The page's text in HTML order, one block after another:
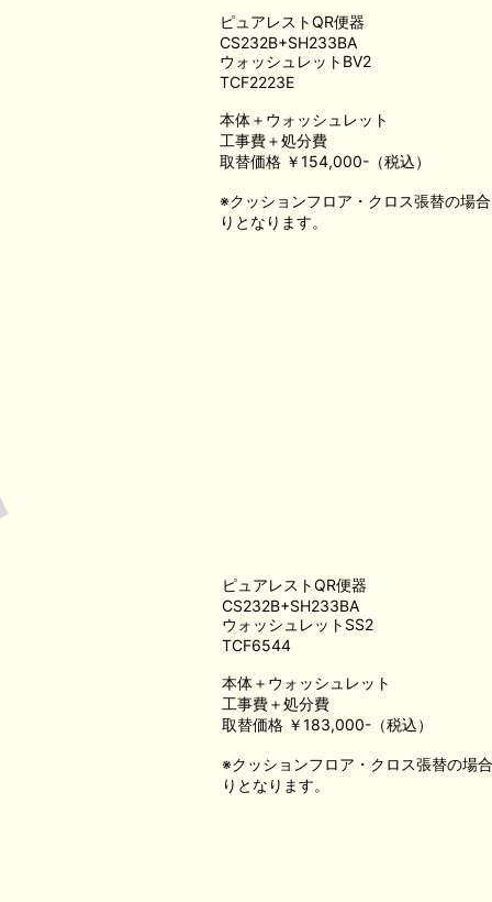
※クッションフロア・クロス張替の場
りとなります。
ピュアレストQR便器
CS232B+SH233BA
ウォッシュレットBV2
TCF2223E
本体＋ウォッシュレット
工事費＋処分費
取替価格 ￥154,000-（税込）
※クッションフロア・クロス張替の場
りとなります。
ピュアレストQR便器
CS232B+SH233BA
ウォッシュレットSS2
TCF6544
本体＋ウォッシュレット
工事費＋処分費
取替価格 ￥183,000-（税込）